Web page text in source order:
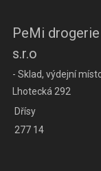
PeMi drogerie
s.r.o
- Sklad, výdejní
Lhotecká 292
Dřísy
277 14